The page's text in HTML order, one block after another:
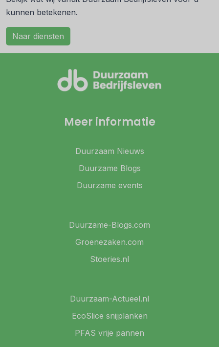
kunnen betekenen.
Naar diensten
Meer informatie
Duurzaam Nieuws
Duurzame Blogs
Duurzame events
Duurzame-Blogs.com
Groenezaken.com
Stoeries.nl
Duurzaam-Actueel.nl
EcoSlice snijplanken
PFAS vrije pannen